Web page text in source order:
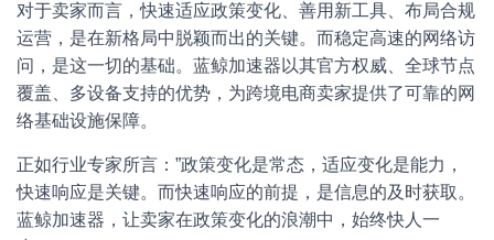
对于卖家而言，快速适应政策变化、善用新工具、布局合规
运营，是在新格局中脱颖而出的关键。而稳定高速的网络访
问，是这一切的基础。蓝鲸加速器以其官方权威、全球节点
覆盖、多设备支持的优势，为跨境电商卖家提供了可靠的网
络基础设施保障。
正如行业专家所言：”政策变化是常态，适应变化是能力，
快速响应是关键。而快速响应的前提，是信息的及时获取。
蓝鲸加速器，让卖家在政策变化的浪潮中，始终快人一